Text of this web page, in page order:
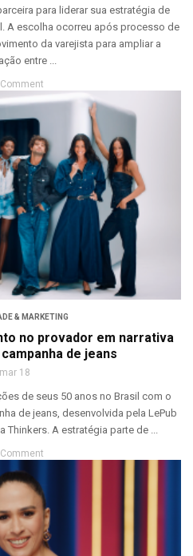
para liderar sua estratégia de
A escolha ocorreu após processo de
da varejista para ampliar a
entre ...
& MARKETING
no provador em narrativa
de jeans
mar 18
de seus 50 anos no Brasil com o
de jeans, desenvolvida pela LePub
Thinkers. A estratégia parte de ...